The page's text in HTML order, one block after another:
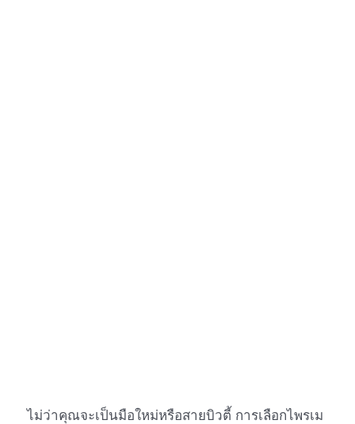
ไม่ว่าคุณจะเป็นมือใหม่หรือสายบิวตี้ การเลือกไพรเม